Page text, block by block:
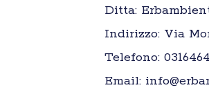
Ditta:
Indirizzo: Via
Telefono:
Email: